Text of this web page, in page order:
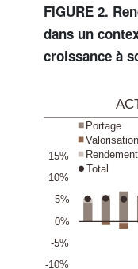
FIGURE 2.
dans un
croissance à